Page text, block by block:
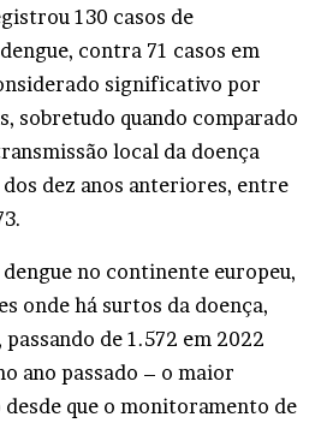
130 casos de
contra 71 casos em
significativo por
sobretudo quando comparado
local da doença
dez anos anteriores, entre
no continente europeu,
onde há surtos da doença,
de 1.572 em 2022
ano passado – o maior
que o monitoramento de